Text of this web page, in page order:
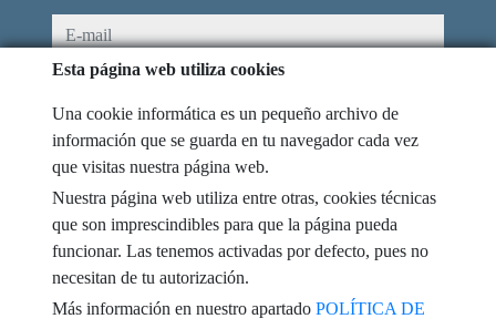
e-mail
mensaje
Captcha
Esta página web utiliza cookies
Una cookie informática es un pequeño archivo de
información que se guarda en tu navegador cada vez
que visitas nuestra página web.
Nuestra página web utiliza entre otras, cookies técnicas
que son imprescindibles para que la página pueda
funcionar. Las tenemos activadas por defecto, pues no
necesitan de tu autorización.
Más información en nuestro apartado POLÍTICA DE